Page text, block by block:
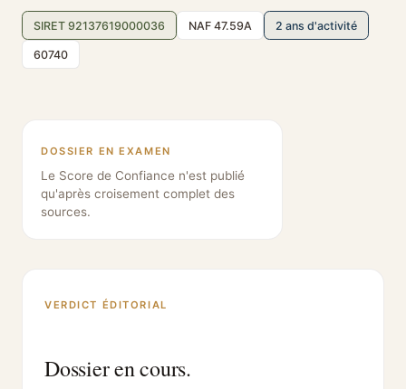
SIRET 92137619000036 NAF 47.59A 2 ans d'activité
60740
DOSSIER EN EXAMEN
Le Score de Confiance n'est publié
qu'après croisement complet des
sources.
VERDICT ÉDITORIAL
Dossier en cours.